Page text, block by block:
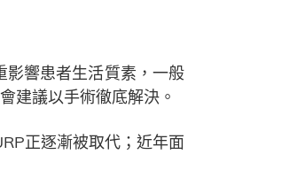
影響患者生活質素，一般
建議以手術徹底解決。
正逐漸被取代；近年面